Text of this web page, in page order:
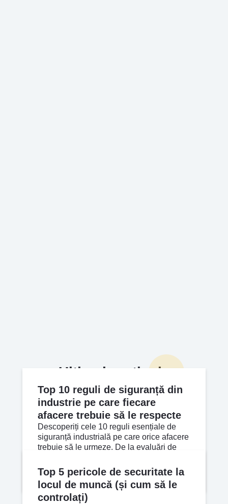
Ultimele articole
Top 10 reguli de siguranță din
industrie pe care fiecare
afacere trebuie să le respecte
Descoperiți cele 10 reguli esențiale de
siguranță industrială pe care orice afacere
trebuie să le urmeze. De la evaluări de
May 01, 2026
Citește mai mult
Top 5 pericole de securitate la
locul de muncă (și cum să le
controlați)